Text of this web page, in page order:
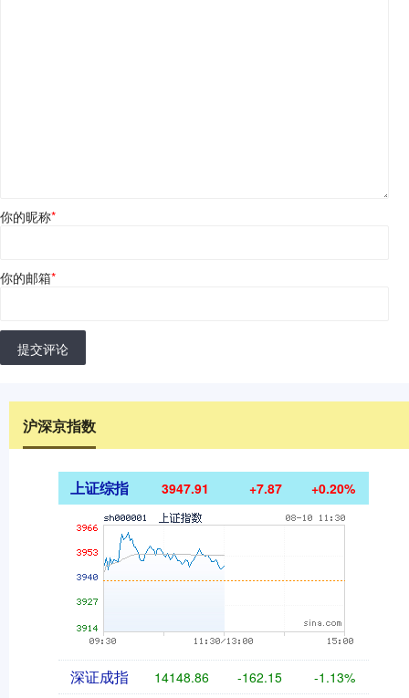
你的昵称*
你的邮箱*
提交评论
沪深京指数
上证综指 3947.91 +7.87 +0.20%
深证成指 14148.86 -162.15 -1.13%